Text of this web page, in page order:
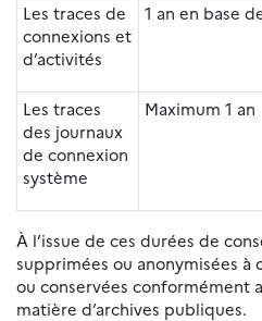
Les traces de
connexions et
d’activités
1 an en base
Les traces
des journaux
de connexion
système
Maximum 1 an
À l’issue de ces durées de
supprimées ou anonymisées à
ou conservées conformément
matière d’archives publiques.